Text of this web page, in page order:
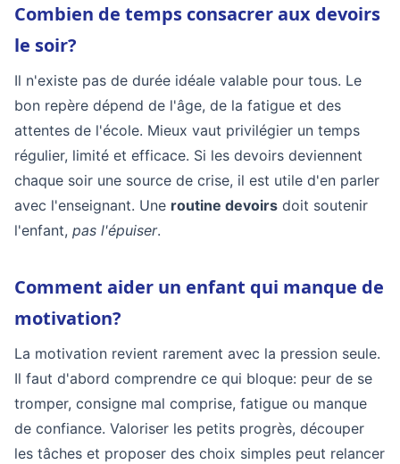
Combien de temps consacrer aux devoirs
le soir?
Il n'existe pas de durée idéale valable pour tous. Le
bon repère dépend de l'âge, de la fatigue et des
attentes de l'école. Mieux vaut privilégier un temps
régulier, limité et efficace. Si les devoirs deviennent
chaque soir une source de crise, il est utile d'en parler
avec l'enseignant. Une routine devoirs doit soutenir
l'enfant, pas l'épuiser.
Comment aider un enfant qui manque de
motivation?
La motivation revient rarement avec la pression seule.
Il faut d'abord comprendre ce qui bloque: peur de se
tromper, consigne mal comprise, fatigue ou manque
de confiance. Valoriser les petits progrès, découper
les tâches et proposer des choix simples peut relancer